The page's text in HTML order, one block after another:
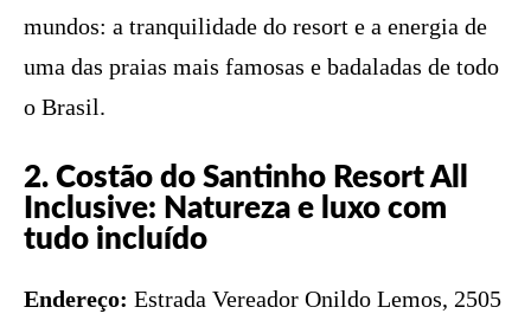
mundos: a tranquilidade do resort e a energia de
uma das praias mais famosas e badaladas de todo
o Brasil.
2. Costão do Santinho Resort All
Inclusive: Natureza e luxo com
tudo incluído
Endereço: Estrada Vereador Onildo Lemos, 2505